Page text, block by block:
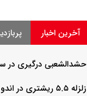
آخرین اخبار
حشدالشعبی درگیری در
زلزله ۵.۵ ریشتری در اندونزی